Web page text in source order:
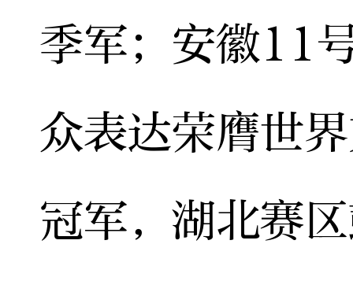
季军；安徽11
众表达荣膺世
冠军，湖北赛